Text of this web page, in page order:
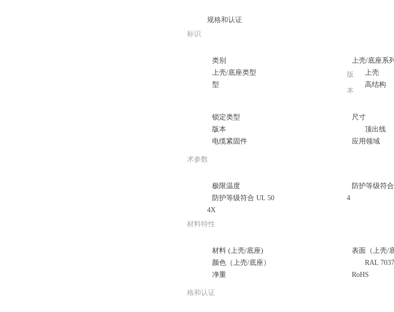
规格和认证
标识
类别
上壳/底座系列
上壳/底座类型
上壳
型
高结构
版
本
锁定类型
尺寸
版本
顶出线
电缆紧固件
应用领域
术参数
极限温度
防护等级符
防护等级符合 UL 50
4
4X
材料特性
材料 (上壳/底座)
表面（上壳/
颜色（上売/底座）
RAL
净重
RoHS
格和认证